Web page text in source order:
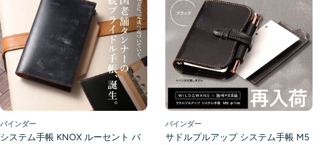
バインダー
システム手帳 KNOX ルーセント バ
バインダー
サドルプルアップ システム手帳 M5